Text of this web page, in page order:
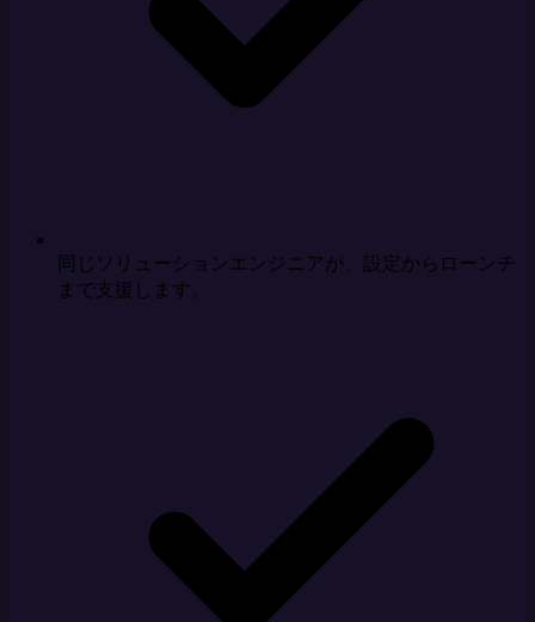
同じソリューションエンジニアが、設定からローンチ
まで支援します。